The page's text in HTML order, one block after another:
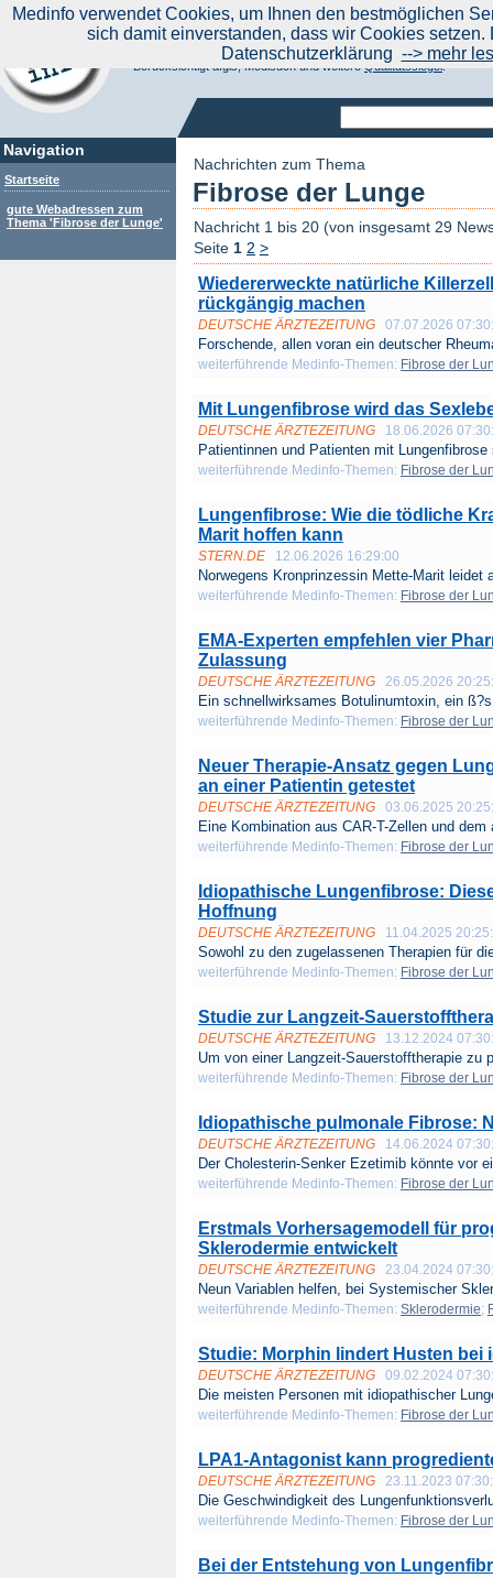
Navigation
Startseite
gute Webadressen zum
Thema 'Fibrose der Lunge'
Aktuelle Nachrichten|
Suchen Sie noch oder Finden Sie schon?
Medinfo.de - Meta-Portal für Gesundheitsthemen
Berücksichtigt afgis, Medisuch und weitereQualitätssiegel.
Nachrichten zum Thema
Fibrose der Lunge
Nachricht 1 bis 20 (von insgesamt 29
Seite 1 2 >
Wiedererweckte natürliche
rückgängig machen
DEUTSCHE ÄRZTEZEITUNG 07.07.2026
Forschende, allen voran ein deutscher
weiterführende Medinfo-Themen: Fibrose der
Mit Lungenfibrose wird das
DEUTSCHE ÄRZTEZEITUNG 18.06.2026
Patientinnen und Patienten mit
weiterführende Medinfo-Themen: Fibrose der
Lungenfibrose: Wie die tödliche
Marit hoffen kann
STERN.DE 12.06.2026 16:29:00
Norwegens Kronprinzessin Mette-Marit leidet
weiterführende Medinfo-Themen: Fibrose der
EMA-Experten empfehlen vier
Zulassung
DEUTSCHE ÄRZTEZEITUNG 26.05.2026
Ein schnellwirksames Botulinumtoxin, ein
weiterführende Medinfo-Themen: Fibrose der
Neuer Therapie-Ansatz gegen
an einer Patientin getestet
DEUTSCHE ÄRZTEZEITUNG 03.06.2025
Eine Kombination aus CAR-T-Zellen und dem
weiterführende Medinfo-Themen: Fibrose der
Idiopathische Lungenfibrose:
Hoffnung
DEUTSCHE ÄRZTEZEITUNG 11.04.2025
Sowohl zu den zugelassenen Therapien für
weiterführende Medinfo-Themen: Fibrose der
Studie zur Langzeit-
DEUTSCHE ÄRZTEZEITUNG 13.12.2024
Um von einer Langzeit-Sauerstofftherapie zu
weiterführende Medinfo-Themen: Fibrose der
Idiopathische pulmonale Fibrose:
DEUTSCHE ÄRZTEZEITUNG 14.06.2024
Der Cholesterin-Senker Ezetimib könnte vor
weiterführende Medinfo-Themen: Fibrose der
Erstmals Vorhersagemodell für
Sklerodermie entwickelt
DEUTSCHE ÄRZTEZEITUNG 23.04.2024
Neun Variablen helfen, bei Systemischer
weiterführende Medinfo-Themen: Sklerodermie;
Studie: Morphin lindert Husten
DEUTSCHE ÄRZTEZEITUNG 09.02.2024
Die meisten Personen mit idiopathischer
weiterführende Medinfo-Themen: Fibrose der
LPA1-Antagonist kann
DEUTSCHE ÄRZTEZEITUNG 23.11.2023
Die Geschwindigkeit des
weiterführende Medinfo-Themen: Fibrose der
Bei der Entstehung von
Medinfo verwendet Cookies, um Ihnen den bestmöglichen
sich damit einverstanden, dass wir Cookies
Datenschutzerklärung --> mehr